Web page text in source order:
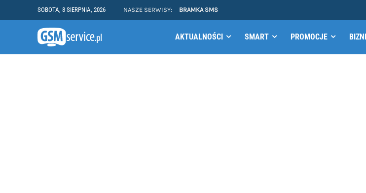
SOBOTA, 8 SIERPNIA, 2026 NASZE SERWISY: BRAMKA SMS
AKTUALNOŚCI SMART PROMOCJE